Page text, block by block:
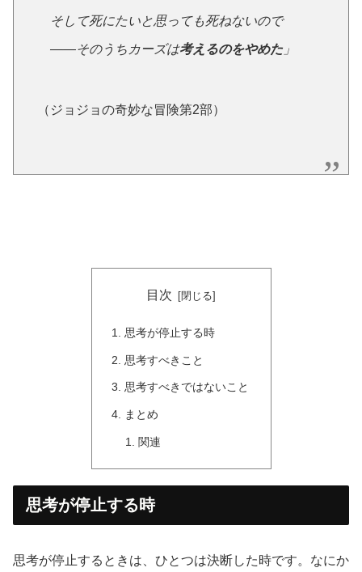
そして死にたいと思っても死ねないので
――そのうちカーズは考えるのをやめた」
（ジョジョの奇妙な冒険第2部）
目次
思考が停止する時
思考すべきこと
思考すべきではないこと
まとめ
関連
思考が停止する時
思考が停止するときは、ひとつは決断した時です。なにか